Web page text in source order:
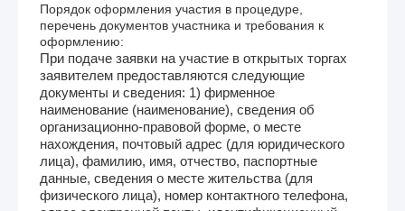
Порядок оформления участия в процедуре,
перечень документов участника и требования к
оформлению:
При подаче заявки на участие в открытых торгах
заявителем предоставляются следующие
документы и сведения: 1) фирменное
наименование (наименование), сведения об
организационно-правовой форме, о месте
нахождения, почтовый адрес (для юридического
лица), фамилию, имя, отчество, паспортные
данные, сведения о месте жительства (для
физического лица), номер контактного телефона,